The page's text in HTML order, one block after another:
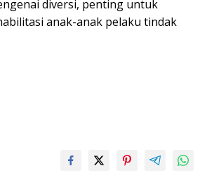
diversi, penting untuk
anak-anak pelaku tindak